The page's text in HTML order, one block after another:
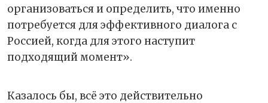
организоваться и определить, что именно
потребуется для эффективного диалога с
Россией, когда для этого наступит
подходящий момент».
Казалось бы, всё это действительно